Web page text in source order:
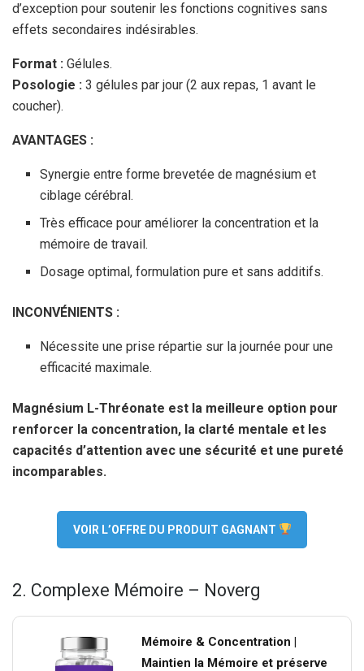
d’exception pour soutenir les fonctions cognitives sans
effets secondaires indésirables.
Format : Gélules.
Posologie : 3 gélules par jour (2 aux repas, 1 avant le
coucher).
AVANTAGES :
Synergie entre forme brevetée de magnésium et
ciblage cérébral.
Très efficace pour améliorer la concentration et la
mémoire de travail.
Dosage optimal, formulation pure et sans additifs.
INCONVÉNIENTS :
Nécessite une prise répartie sur la journée pour une
efficacité maximale.
Magnésium L-Thréonate est la meilleure option pour
renforcer la concentration, la clarté mentale et les
capacités d’attention avec une sécurité et une pureté
incomparables.
VOIR L’OFFRE DU PRODUIT GAGNANT
2. Complexe Mémoire – Noverg
Mémoire & Concentration |
Maintien la Mémoire et préserve